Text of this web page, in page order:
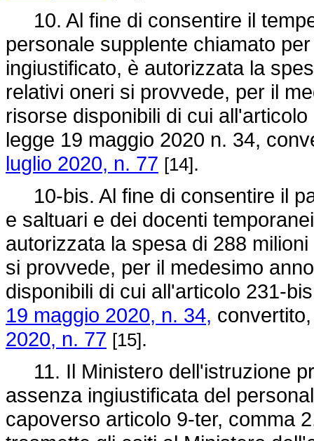
10. Al fine di consentire il
personale supplente chiamato
ingiustificato, è autorizzata la
relativi oneri si provvede, per il
risorse disponibili di cui
legge 19 maggio 2020 n. 34,
luglio 2020, n. 77 [14].
10-bis. Al fine di consentire il
e saltuari e dei docenti
autorizzata la spesa di 288
si provvede, per il medesimo
disponibili di cui all'articolo 231-
19 maggio 2020, n. 34,
2020, n. 77 [15].
11. Il Ministero dell'istruzione
assenza ingiustificata del
capoverso articolo 9-ter, comma